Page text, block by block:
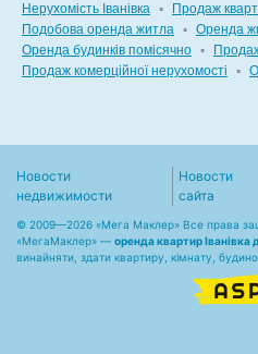
Нерухомість Іванівка ▪ Продаж
Подобова оренда житла ▪ Оренда
Оренда будинків помісячно ▪
Продаж комерційної нерухомості
▪
Новости
недвижимости
Новости
сайта
© 2009—2026 «Мега Маклер» Все права
«МегаМаклер» — оренда квартир Іванівка
винайняти, здати квартиру, кімнату,